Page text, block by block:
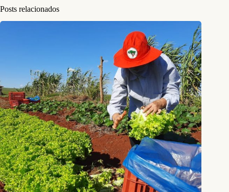
Posts relacionados